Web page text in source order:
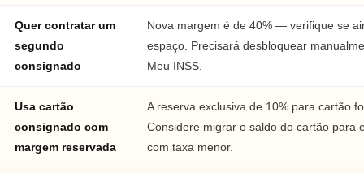
Quer contratar um
segundo
consignado
Nova margem é de 40% — verifique se
espaço. Precisará desbloquear
Meu INSS.
Usa cartão
consignado com
margem reservada
A reserva exclusiva de 10% para cartão
Considere migrar o saldo do cartão para
com taxa menor.